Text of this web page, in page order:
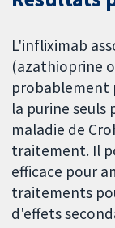
L'infliximab
(azathioprine
probablement
la purine seuls
maladie de
traitement. Il
efficace pour
traitements
d'effets